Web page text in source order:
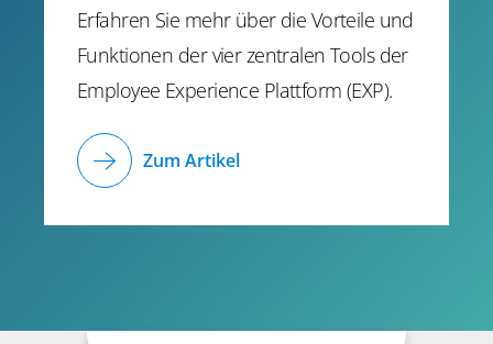
Erfahren Sie mehr über die Vorteile und
Funktionen der vier zentralen Tools der
Employee Experience Plattform (EXP).
Zum Artikel